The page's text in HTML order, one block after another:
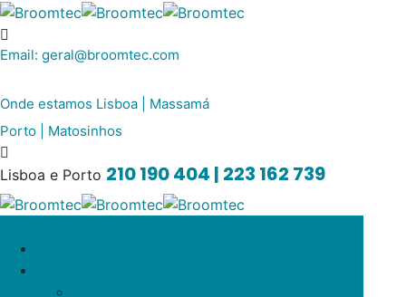
Email: geral@broomtec.com
Onde estamos Lisboa | Massamá
Porto | Matosinhos
Lisboa e Porto 210 190 404 | 223 162 739